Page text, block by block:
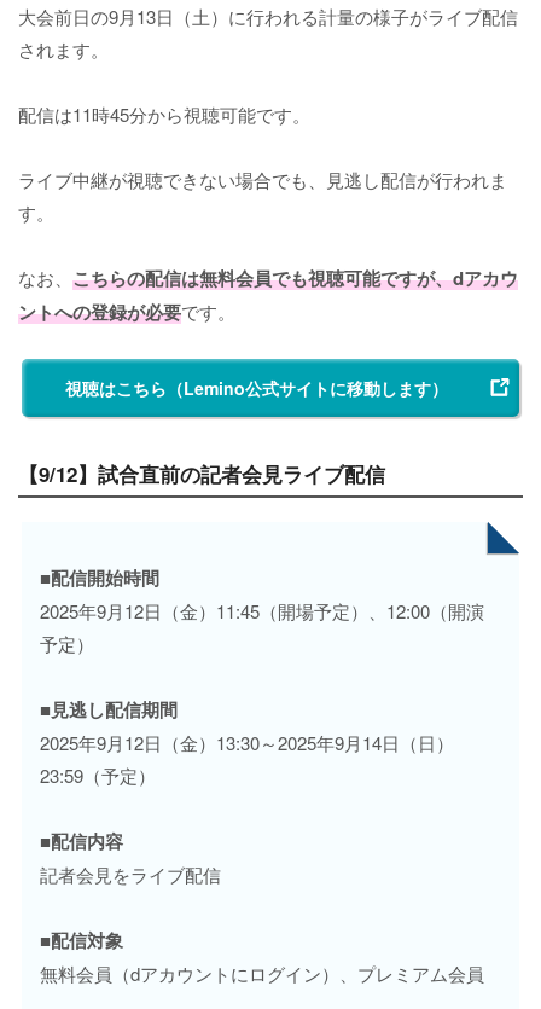
大会前日の9月13日（土）に行われる計量の様子がライブ配信
されます。
配信は11時45分から視聴可能です。
ライブ中継が視聴できない場合でも、見逃し配信が行われま
す。
なお、 こちらの配信は無料会員でも視聴可能ですが、dアカウ
ントへの登録が必要です。
視聴はこちら（Lemino公式サイトに移動します）
【9/12】試合直前の記者会見ライブ配信
■配信開始時間
2025年9月12日（金）11:45（開場予定）、12:00（開演
予定）
■見逃し配信期間
2025年9月12日（金）13:30～2025年9月14日（日）
23:59（予定）
■配信内容
記者会見をライブ配信
■配信対象
無料会員（dアカウントにログイン）、プレミアム会員